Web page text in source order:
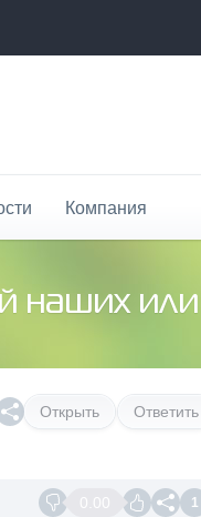
Компания
наших
Открыть Ответить
0.00 1